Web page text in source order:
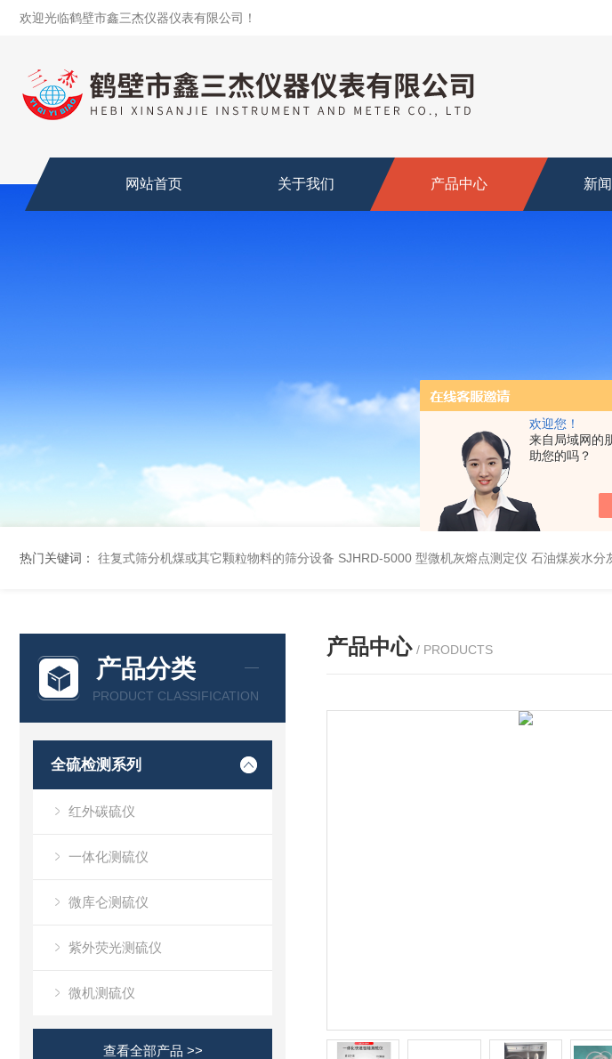
欢迎您！
来自局域网的
助您的吗？
欢迎光临鹤壁市鑫三杰仪器仪表有限公司！
网站首页 关于我们 产品中心 新
热门关键词： 往复式筛分机煤或其它颗粒物料的筛分设备 SJHRD-5000 型微机灰熔点测定仪 石油煤炭水分
产品分类
PRODUCT CLASSIFICATION
全硫检测系列
红外碳硫仪
一体化测硫仪
微库仑测硫仪
紫外荧光测硫仪
微机测硫仪
查看全部产品 >>
产品中心 / PRODUCTS